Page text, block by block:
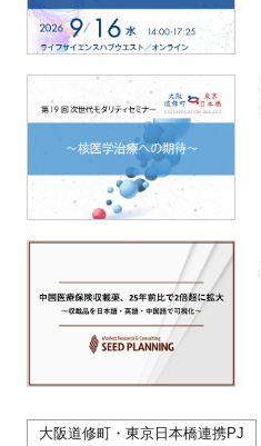
大阪道修町・東京日本橋連携PJ